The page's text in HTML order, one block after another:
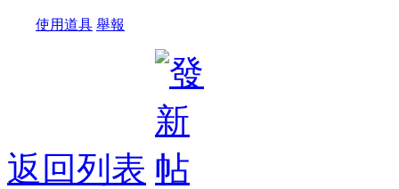
使用道具 舉報
返回列表